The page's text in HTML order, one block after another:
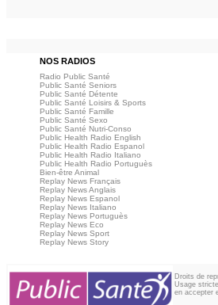
NOS RADIOS
Radio Public Santé
Public Santé Seniors
Public Santé Détente
Public Santé Loisirs & Sports
Public Santé Famille
Public Santé Sexo
Public Santé Nutri-Conso
Public Health Radio English
Public Health Radio Espanol
Public Health Radio Italiano
Public Health Radio Portuguès
Bien-être Animal
Replay News Français
Replay News Anglais
Replay News Espanol
Replay News Italiano
Replay News Portuguès
Replay News Eco
Replay News Sport
Replay News Story
Droits de
Usage
en accepter